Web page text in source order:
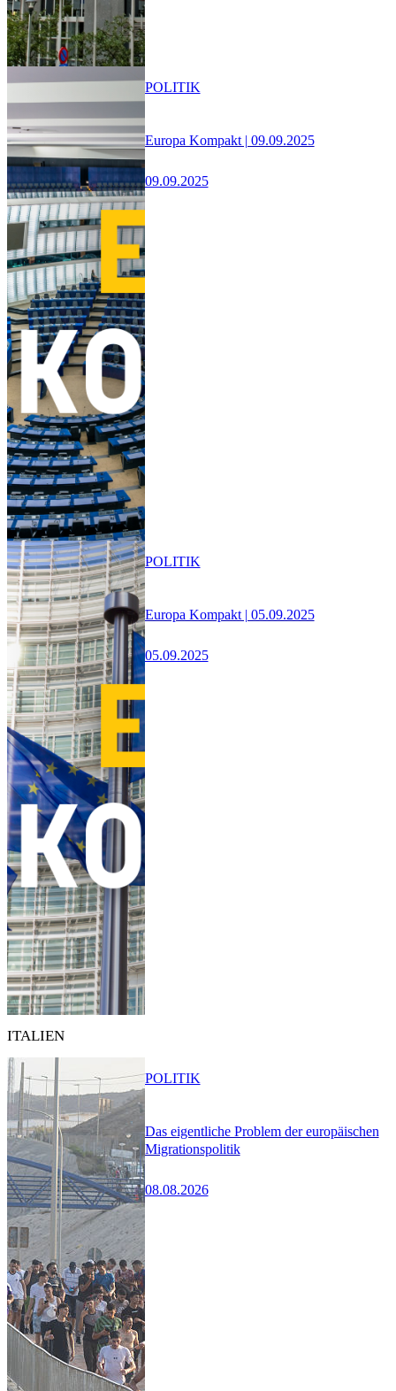
Europa Kompakt | 09.09.2025
09.09.2025
POLITIK
Europa Kompakt | 05.09.2025
05.09.2025
POLITIK
ITALIEN
Das eigentliche Problem der europäischen
Migrationspolitik
08.08.2026
POLITIK